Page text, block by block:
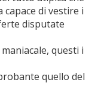
di vestire i
disputate
questi i
quello del